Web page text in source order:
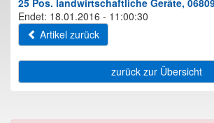
25 Pos. landwirtschaftliche Geräte,
Endet: 18.01.2016 - 11:00:30
Artikel zurück
zurück zur Übersicht